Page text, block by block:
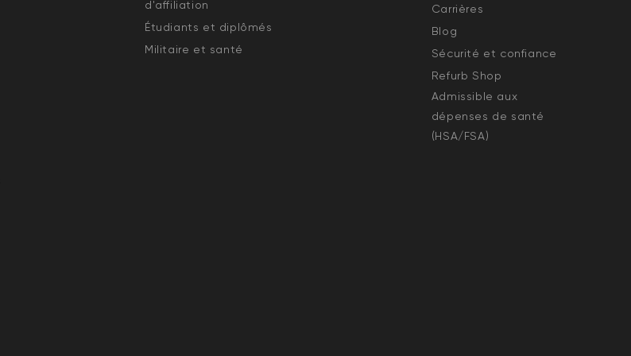
d'affiliation
Étudiants et diplômés
Militaire et santé
Carrières
Blog
Sécurité et confiance
Refurb Shop
Admissible aux
dépenses de santé
(HSA/FSA)